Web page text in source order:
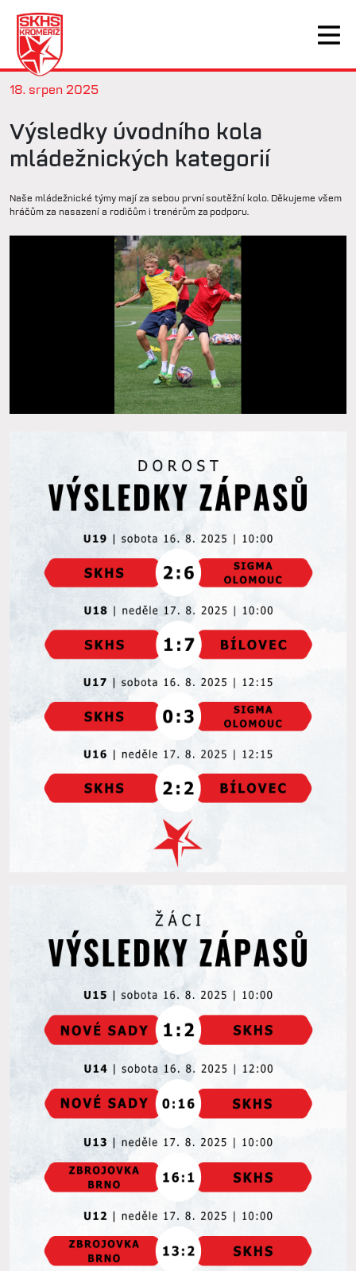
18. srpen 2025
Výsledky úvodního kola
mládežnických kategorií
Naše mládežnické týmy mají za sebou první soutěžní kolo. Děkujeme všem
hráčům za nasazení a rodičům i trenérům za podporu.